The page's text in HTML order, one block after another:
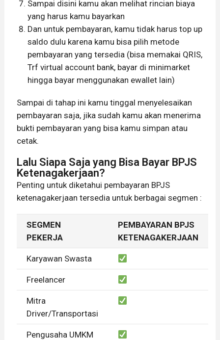
Sampai disini kamu akan melihat rincian biaya
yang harus kamu bayarkan
Dan untuk pembayaran, kamu tidak harus top up
saldo dulu karena kamu bisa pilih metode
pembayaran yang tersedia (bisa memakai QRIS,
Trf virtual account bank, bayar di minimarket
hingga bayar menggunakan ewallet lain)
Sampai di tahap ini kamu tinggal menyelesaikan
pembayaran saja, jika sudah kamu akan menerima
bukti pembayaran yang bisa kamu simpan atau
cetak.
Lalu Siapa Saja yang Bisa Bayar BPJS
Ketenagakerjaan?
Penting untuk diketahui pembayaran BPJS
ketenagakerjaan tersedia untuk berbagai segmen :
SEGMEN
PEKERJA
PEMBAYARAN BPJS
KETENAGAKERJAAN
Karyawan Swasta
Freelancer
Mitra
Driver/Transportasi
Pengusaha UMKM